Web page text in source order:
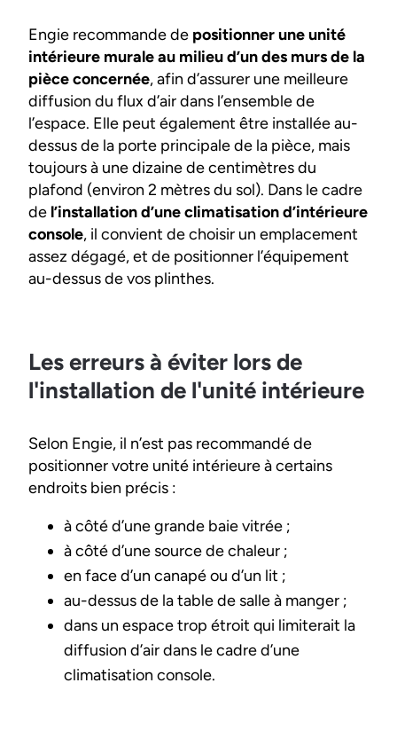
Engie recommande de positionner une unité
intérieure murale au milieu d’un des murs de la
pièce concernée, afin d’assurer une meilleure
diffusion du flux d’air dans l’ensemble de
l’espace. Elle peut également être installée au-
dessus de la porte principale de la pièce, mais
toujours à une dizaine de centimètres du
plafond (environ 2 mètres du sol). Dans le cadre
de l’installation d’une climatisation d’intérieure
console, il convient de choisir un emplacement
assez dégagé, et de positionner l’équipement
au-dessus de vos plinthes.
Les erreurs à éviter lors de
l'installation de l'unité intérieure
Selon Engie, il n’est pas recommandé de
positionner votre unité intérieure à certains
endroits bien précis :
à côté d’une grande baie vitrée ;
à côté d’une source de chaleur ;
en face d’un canapé ou d’un lit ;
au-dessus de la table de salle à manger ;
dans un espace trop étroit qui limiterait la
diffusion d’air dans le cadre d’une
climatisation console.